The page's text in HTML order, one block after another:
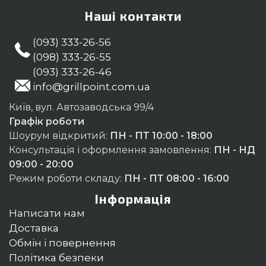
Наші контакти
(093) 333-26-56
(098) 333-26-55
(093) 333-26-46
info@grillpoint.com.ua
Київ, вул. Автозаводська 99/4
Графік роботи
Шоурум відкритий: ПН - ПТ 10:00 - 18:00
Консультація і оформлення замовлення: ПН - НД
09:00 - 20:00
Режим роботи складу: ПН - ПТ 08:00 - 16:00
Інформація
Написати нам
Доставка
Обмін і повернення
Політика безпеки